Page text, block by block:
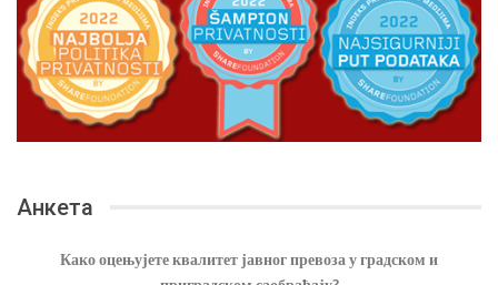
Анкета
Како оцењујете квалитет јавног превоза у градском и